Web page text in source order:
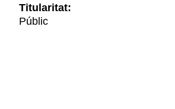
Titularitat:
Públic